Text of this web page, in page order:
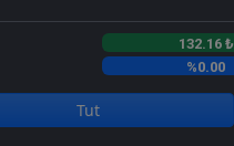
132.16 ₺
%0.00
Tut